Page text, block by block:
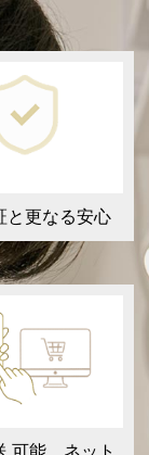
と更なる安心
可能 ネット